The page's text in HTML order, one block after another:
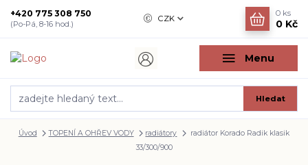
Menu
CZK
Hledat
+420 775 308 750
(Po-Pá, 8-16 hod.)
0 ks
0 Kč
Úvod TOPENÍ A OHŘEV VODY radiátory
radiátor Korado Radik klasik
33/300/900